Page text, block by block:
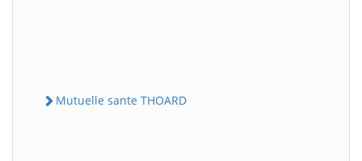
Mutuelle sante THOARD